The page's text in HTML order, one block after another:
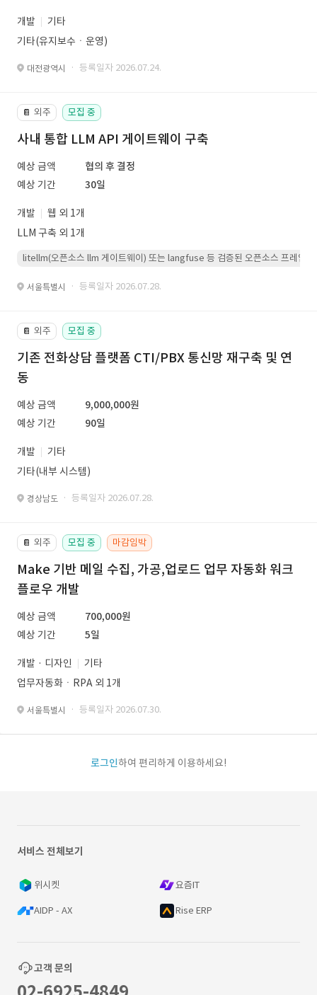
개발
기타
기타(유지보수ㆍ운영)
대전광역시 · 등록일자 2026.07.24.
📔 외주 모집 중
사내 통합 LLM API 게이트웨이 구축
예상 금액
협의 후 결정
예상 기간
30일
개발
웹 외 1개
LLM 구축 외 1개
litellm(오픈소스 llm 게이트웨이) 또는 langfuse 등 검증된 오픈소스 프레임워
서울특별시 · 등록일자 2026.07.28.
📔 외주 모집 중
기존 전화상담 플랫폼 CTI/PBX 통신망 재구축 및 연
동
예상 금액
9,000,000원
예상 기간
90일
개발
기타
기타(내부 시스템)
경상남도 · 등록일자 2026.07.28.
📔 외주 모집 중 마감임박
Make 기반 메일 수집, 가공,업로드 업무 자동화 워크
플로우 개발
예상 금액
700,000원
예상 기간
5일
개발 · 디자인
기타
업무자동화ㆍRPA 외 1개
서울특별시 · 등록일자 2026.07.30.
로그인하여 편리하게 이용하세요!
서비스 전체보기
위시켓 요즘IT
AIDP - AX Rise ERP
고객 문의